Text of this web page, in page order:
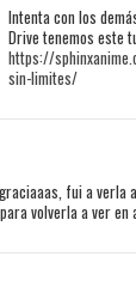
Intenta con los
Drive tenemos este
https://
sin-limites/
fui a verla
volverla a ver en